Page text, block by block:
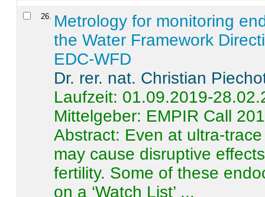
26. Metrology for monitoring
the Water Framework
EDC-WFD
Dr. rer. nat. Christian
Laufzeit: 01.09.2019-
Mittelgeber: EMPIR Call
Abstract: Even at ultra-
may cause disruptive
fertility. Some of these
on a ‘Watch List’ ...